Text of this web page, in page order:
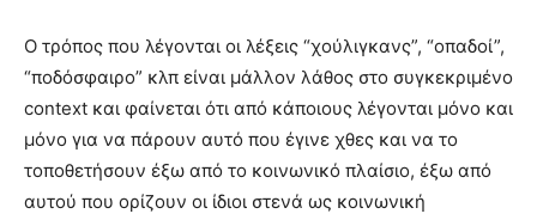
Ο τρόπος που λέγονται οι λέξεις “χούλιγκανς”, “οπαδοί”,
“ποδόσφαιρο” κλπ είναι μάλλον λάθος στο συγκεκριμένο
context και φαίνεται ότι από κάποιους λέγονται μόνο και
μόνο για να πάρουν αυτό που έγινε χθες και να το
τοποθετήσουν έξω από το κοινωνικό πλαίσιο, έξω από
αυτού που ορίζουν οι ίδιοι στενά ως κοινωνική